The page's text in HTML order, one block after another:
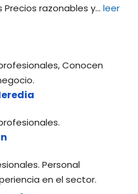
razonables y... leer
Conocen
Personal
en el sector.